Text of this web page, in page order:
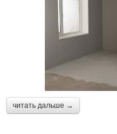
читать дальше →